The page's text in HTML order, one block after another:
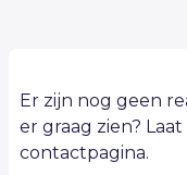
Er zijn nog geen
er graag zien?
contactpagina.